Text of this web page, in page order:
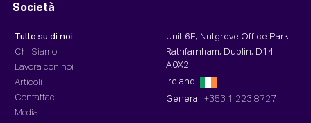
Società
Tutto su di noi
Chi Siamo
Lavora con noi
Articoli
Contattaci
Media
Unit 6E, Nutgrove Office Park
Rathfarnham, Dublin, D14
A0X2
Ireland
General: +353 1 223 8727